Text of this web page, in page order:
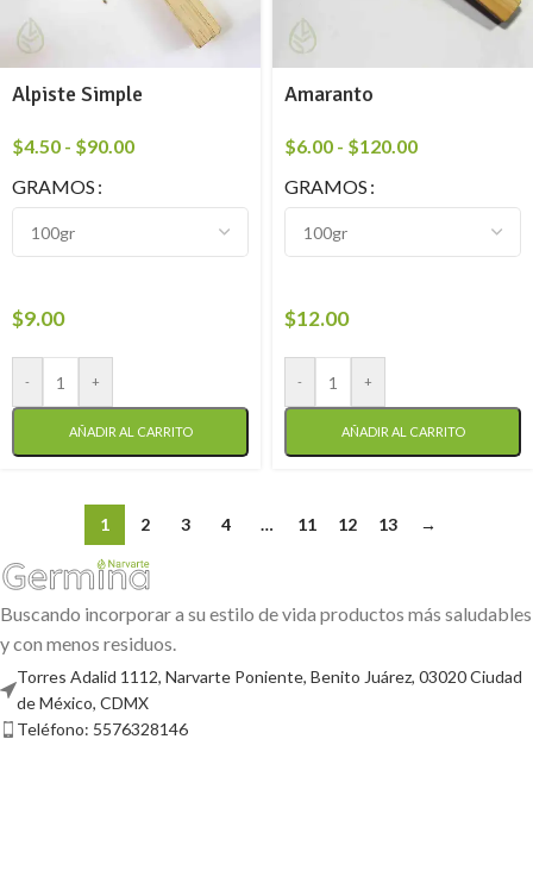
Alpiste Simple
$4.50 - $90.00
GRAMOS
$9.00
- +
AÑADIR AL CARRITO
Amaranto
$6.00 - $120.00
GRAMOS
$12.00
- +
AÑADIR AL CARRITO
1 2 3 4 … 11 12 13 →
Buscando incorporar a su estilo de vida productos más saludables
y con menos residuos.
Torres Adalid 1112, Narvarte Poniente, Benito Juárez, 03020 Ciudad
de México, CDMX
Teléfono: 5576328146